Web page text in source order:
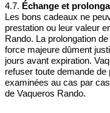
4.7. Échange et
Les bons cadeaux ne
prestation ou leur valeur
Rando. La prolongation
force majeure dûment
jours avant expiration.
refuser toute demande
examinées au cas par
de Vaqueros Rando.